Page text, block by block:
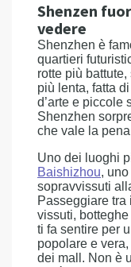
Shenzen
vedere
Shenzhen è
quartieri
rotte più
più lenta, fatta
d’arte e piccole
Shenzhen
che vale la
Uno dei luoghi
Baishizhou,
sopravvissuti
Passeggiare tra
vissuti,
ti fa sentire per
popolare e
dei mall. Non è